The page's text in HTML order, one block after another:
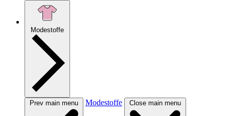
Modestoffe
Prev main menu Modestoffe Close main menu